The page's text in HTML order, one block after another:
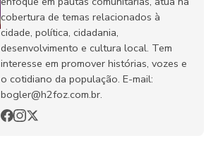
cobertura de temas relacionados à
cidade, política, cidadania,
desenvolvimento e cultura local. Tem
interesse em promover histórias, vozes e
o cotidiano da população. E-mail:
bogler@h2foz.com.br.